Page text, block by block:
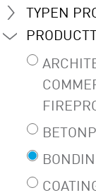
TYPEN